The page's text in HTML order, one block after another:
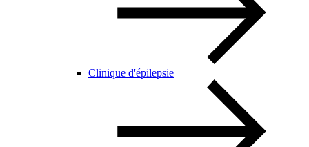
Clinique d'épilepsie